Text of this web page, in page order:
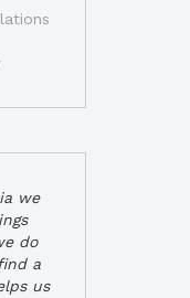
we
do
a
us